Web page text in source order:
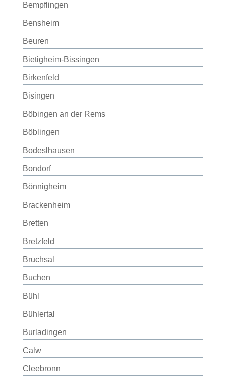
Bempflingen
Bensheim
Beuren
Bietigheim-Bissingen
Birkenfeld
Bisingen
Böbingen an der Rems
Böblingen
Bodeslhausen
Bondorf
Bönnigheim
Brackenheim
Bretten
Bretzfeld
Bruchsal
Buchen
Bühl
Bühlertal
Burladingen
Calw
Cleebronn